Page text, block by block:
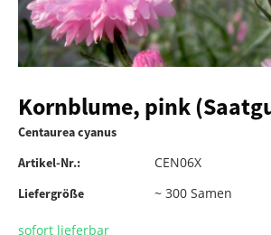
Kornblume, pink
Centaurea cyanus
Artikel-Nr.:
CEN06X
Liefergröße ~ 300 Samen
sofort lieferbar